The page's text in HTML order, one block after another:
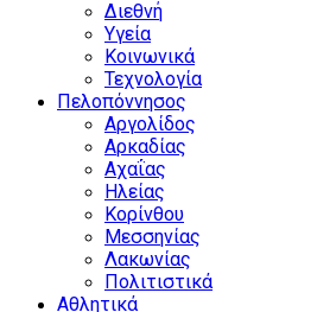
Διεθνή
Υγεία
Κοινωνικά
Τεχνολογία
Πελοπόννησος
Αργολίδος
Αρκαδίας
Αχαΐας
Ηλείας
Κορίνθου
Μεσσηνίας
Λακωνίας
Πολιτιστικά
Αθλητικά